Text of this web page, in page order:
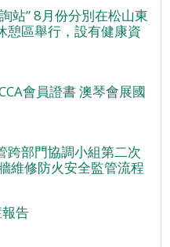
站” 8月份分別在松山東
憩區舉行，設有健康資
會員證書 澳琴會展國
跨部門協調小組第二次
維修防火安全監管流程
告